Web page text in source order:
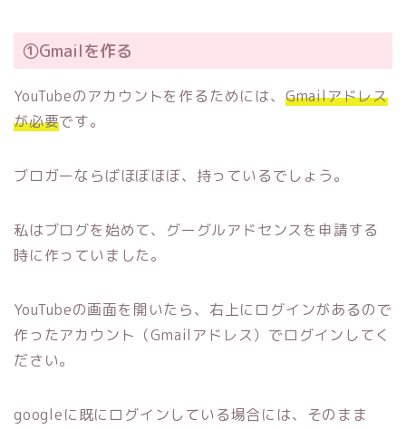
①Gmailを作る
YouTubeのアカウントを作るためには、 Gmailアドレス
が必要です。
ブロガーならばほぼほぼ、持っているでしょう。
私はブログを始めて、グーグルアドセンスを申請する
時に作っていました。
YouTubeの画面を開いたら、右上にログインがあるので
作ったアカウント（Gmailアドレス）でログインしてく
ださい。
googleに既にログインしている場合には、そのまま